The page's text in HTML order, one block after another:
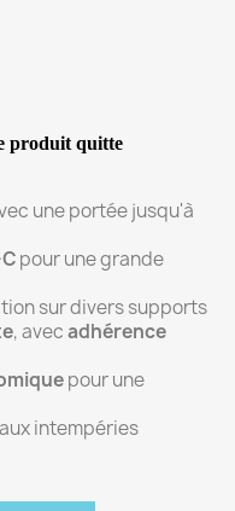
produit quitte
une portée jusqu'à
pour une grande
sur divers supports
, avecadhérence
pour une
intempéries